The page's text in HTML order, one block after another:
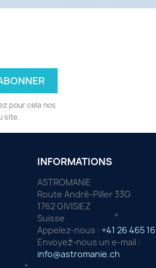
pour cela nos
site.
INFORMATIONS
ASTROMANIE
Route André-Piller 33G
1762 GIVISIEZ
Suisse
Appelez-nous : +41 26 465
Envoyez-nous un e-mail :
info@astromanie.ch